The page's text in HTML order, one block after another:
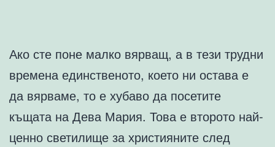
Ако сте поне малко вярващ, а в тези трудни
времена единственото, което ни остава е
да вярваме, то е хубаво да посетите
къщата на Дева Мария. Това е второто най-
ценно светилище за християните след